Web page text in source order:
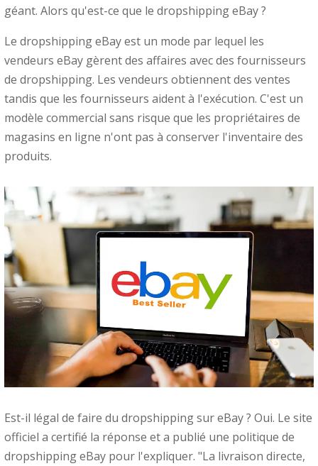
géant. Alors qu'est-ce que le dropshipping eBay ?
Le dropshipping eBay est un mode par lequel les
vendeurs eBay gèrent des affaires avec des fournisseurs
de dropshipping. Les vendeurs obtiennent des ventes
tandis que les fournisseurs aident à l'exécution. C'est un
modèle commercial sans risque que les propriétaires de
magasins en ligne n'ont pas à conserver l'inventaire des
produits.
Est-il légal de faire du dropshipping sur eBay ? Oui. Le site
officiel a certifié la réponse et a publié une politique de
dropshipping eBay pour l'expliquer. "La livraison directe,